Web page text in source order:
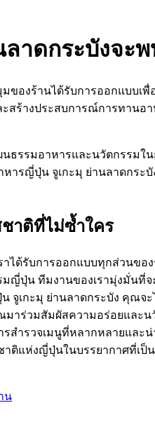
าดกระบังจะ
งร้านได้รับการออกแบบเ
ะสร้างประสบการณ์การทา
รรมอาหารและนวัตกรรมใ
ารญี่ปุ่น จูเกะมุ ย่านลาดกระ
ชาติที่ไม่ซ้ำใคร
ด้รับการออกแบบทุกส่วนข
ญี่ปุ่น ทีมงานของเรามุ่งมั่นที่
จูเกะมุ ย่านลาดกระบัง คุณ
มาร่วมสัมผัสความอร่อยและน
ำรวจเมนูที่หลากหลายและ
ติแห่งญี่ปุ่นในบรรยากาศที่เป็
น